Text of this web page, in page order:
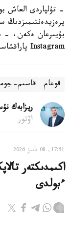
- تۇلپاردى العاش
پرەزيدەنتىمىزدىڭ
بۇيىرعان ەكەن، -
Instagram پاراقشاسىندا.
قوعام قاسىم-
ريزابەك
اۆتور
17:51, 08 تامىز 2026
اكىمدىكتەر
ءبولدى